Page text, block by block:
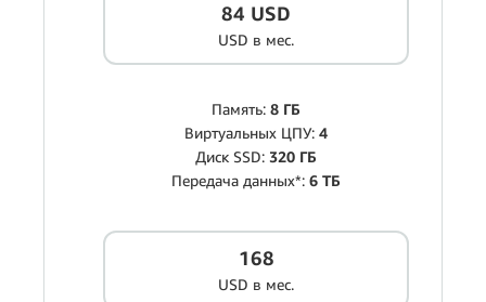
84 USD
USD в мес.
Память: 8 ГБ
Виртуальных ЦПУ: 4
Диск SSD: 320 ГБ
Передача данных*: 6 ТБ
168
USD в мес.